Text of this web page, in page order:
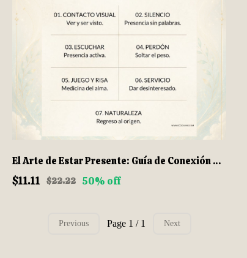
El Arte de Estar Presente: Guía de Conexión Consciente (PDF)
$11.11 $22.22 50% off
Previous Page 1 / 1 Next